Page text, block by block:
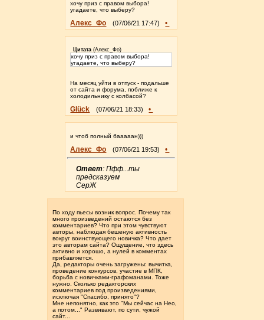
хочу приз с правом выбора!
угадаете, что выберу?
Алекс_Фо (07/06/21 17:47) •
Цитата (Aлекс_Фо)
хочу приз с правом выбора!
угадаете, что выберу?
На месяц уйти в отпуск - подальше
от сайта и форума, поближе к
холодильнику с колбасой?
Glück (07/06/21 18:33) •
и чтоб полный бааааан)))
Алекс_Фо (07/06/21 19:53) •
Ответ: Пфф...ты
предсказуем
СерЖ
По ходу пьесы возник вопрос. Почему так
много произведений остаются без
комментариев? Что при этом чувствуют
авторы, наблюдая бешеную активность
вокруг воинствующего новичка? Что дает
это авторам сайта? Ощущение, что здесь
активно и хорошо, а нулей в комментах
прибавляется.
Да, редакторы очень загружены: вычитка,
проведение конкурсов, участие в МПК,
борьба с новичками-графоманами. Тоже
нужно. Сколько редакторских
комментариев под произведениями,
исключая "Спасибо, принято"?
Мне непонятно, как это "Мы сейчас на Нео,
а потом..." Развивают, по сути, чужой
сайт...